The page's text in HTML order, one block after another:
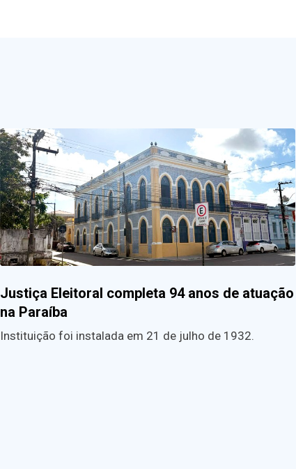
Justiça Eleitoral completa 94 anos de atuação
na Paraíba
Instituição foi instalada em 21 de julho de 1932.